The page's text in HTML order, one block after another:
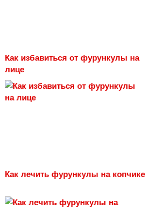
Как избавиться от фурункулы на
лице
Как лечить фурункулы на копчике